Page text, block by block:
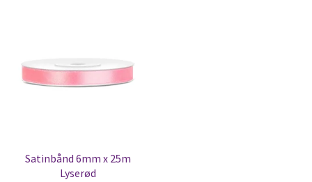
Satinbånd 6mm x 25m
Lyserød